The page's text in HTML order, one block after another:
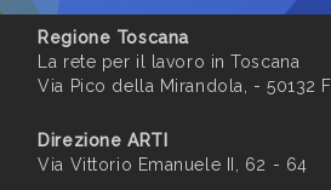
Regione Toscana
La rete per il lavoro in Toscana
Via Pico della Mirandola, - 50132
Direzione ARTI
Via Vittorio Emanuele II, 62 - 64